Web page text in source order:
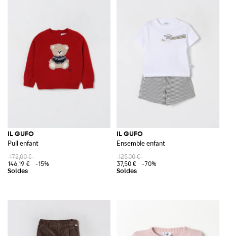
IL GUFO
Pull enfant
172,00 €
146,19 €
-15%
IL GUFO
Ensemble enfant
125,00 €
37,50 €
-70%